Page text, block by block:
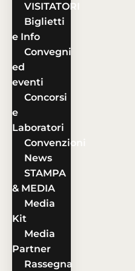
VISITATORI
Biglietti
e Info
Convegni
ed
eventi
Concorsi
e
Laboratori
Convenzioni
News
STAMPA
& MEDIA
Media
Kit
Media
Partner
Rassegna